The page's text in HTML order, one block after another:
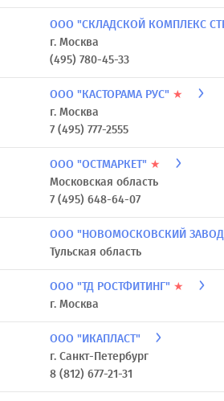
ООО "СКЛАДСКОЙ КОМПЛЕКС
г. Москва
(495) 780-45-33
ООО "КАСТОРАМА РУС" ★
г. Москва
7 (495) 777-2555
ООО "ОСТМАРКЕТ" ★
Московская область
7 (495) 648-64-07
ООО "НОВОМОСКОВСКИЙ
Тульская область
ООО "ТД РОСТФИТИНГ" ★
г. Москва
ООО "ИКАПЛАСТ"
г. Санкт-Петербург
8 (812) 677-21-31